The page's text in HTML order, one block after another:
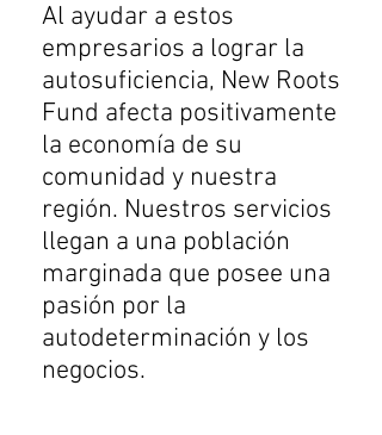
Al ayudar a estos
empresarios a lograr la
autosuficiencia, New Roots
Fund afecta positivamente
la economía de su
comunidad y nuestra
región. Nuestros servicios
llegan a una población
marginada que posee una
pasión por la
autodeterminación y los
negocios.